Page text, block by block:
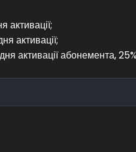
активації;
активації;
активації абонемента,